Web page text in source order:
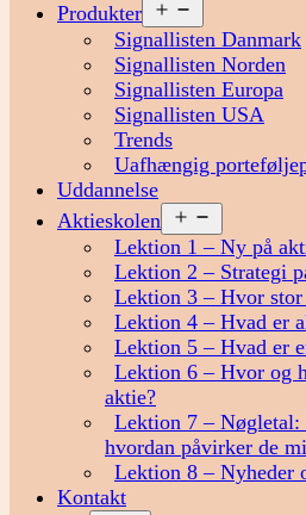
Produkter
menu
Signallisten Danmark
Signallisten Norden
Signallisten Europa
Signallisten USA
Trends
Uafhængig
Uddannelse
Aktieskolen
menu
Lektion 1 – Ny på
Lektion 2 – Strategi
Lektion 3 – Hvor
Lektion 4 – Hvad er
Lektion 5 – Hvad er
Lektion 6 – Hvor og
aktie?
Lektion 7 – Nøgletal:
hvordan påvirker de
Lektion 8 – Nyheder
Kontakt